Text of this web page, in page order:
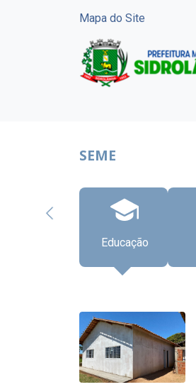
Mapa do Site
SEME
Educação